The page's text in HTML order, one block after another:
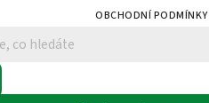
OBCHODNÍ PODMÍNKY